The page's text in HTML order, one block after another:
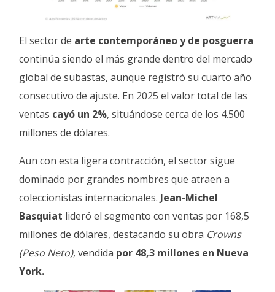
El sector de arte contemporáneo y de posguerra
continúa siendo el más grande dentro del mercado
global de subastas, aunque registró su cuarto año
consecutivo de ajuste. En 2025 el valor total de las
ventas cayó un 2%, situándose cerca de los 4.500
millones de dólares.
Aun con esta ligera contracción, el sector sigue
dominado por grandes nombres que atraen a
coleccionistas internacionales. Jean-Michel
Basquiat lideró el segmento con ventas por 168,5
millones de dólares, destacando su obra Crowns
(Peso Neto), vendida por 48,3 millones en Nueva
York.